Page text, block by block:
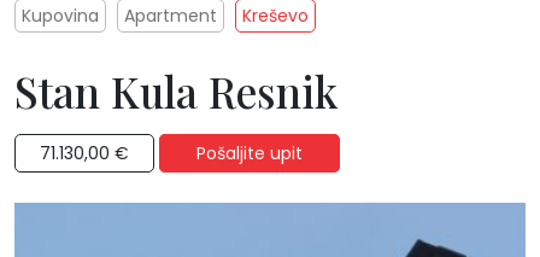
Kupovina Apartment Kreševo
Stan Kula Resnik
71.130,00 € Pošaljite upit